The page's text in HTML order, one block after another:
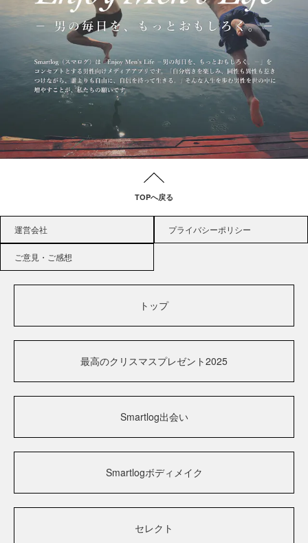
TOPへ戻る
運営会社 プライバシーポリシー
ご意見・ご感想
トップ
最高のクリスマスプレゼント2025
Smartlog出会い
Smartlogボディメイク
セレクト